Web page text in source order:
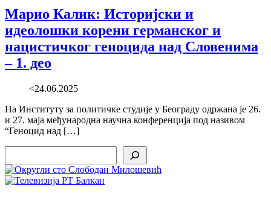
Марио Калик: Историјски и
идеолошки корени германског и
нацистичког геноцида над Словенима
– 1. део
<24.06.2025
На Институту за политичке студије у Београду одржана је 26.
и 27. маја међународна научна конференција под називом
“Геноцид над […]